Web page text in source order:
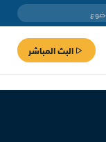
البث المباشر